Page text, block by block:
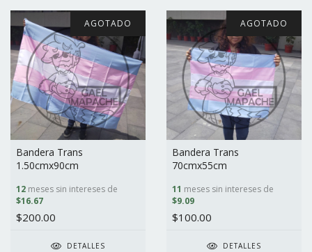
AGOTADO
Bandera Trans
1.50cmx90cm
12 meses sin intereses de
$16.67
$200.00
DETALLES
AGOTADO
Bandera Trans
70cmx55cm
11 meses sin intereses de
$9.09
$100.00
DETALLES